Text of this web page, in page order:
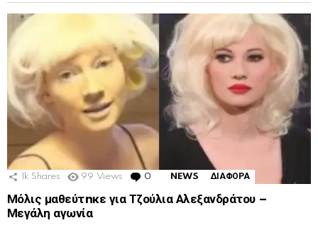
1k Shares 99 Views 0 Comments
NEWS ΔΙΑΦΟΡΑ
Μόλις μαθεύτnκε για Τζούλια Αλεξανδράτου –
Μεγάλη αγωνία